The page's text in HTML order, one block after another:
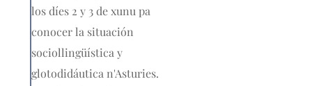
los díes 2 y 3 de xunu pa
conocer la situación
sociollingüística y
glotodidáutica n'Asturies.